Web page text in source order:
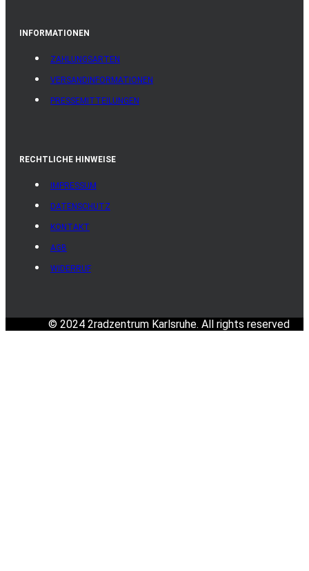
INFORMATIONEN
ZAHLUNGSARTEN
VERSANDINFORMATIONEN
PRESSEMITTEILUNGEN
RECHTLICHE HINWEISE
IMPRESSUM
DATENSCHUTZ
KONTAKT
AGB
WIDERRUF
© 2024 2radzentrum Karlsruhe. All rights reserved